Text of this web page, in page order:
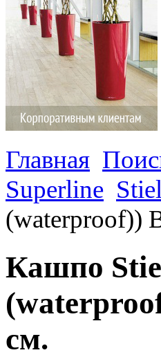
Главная
Superline Stiel
(waterproof))
Кашпо
см.